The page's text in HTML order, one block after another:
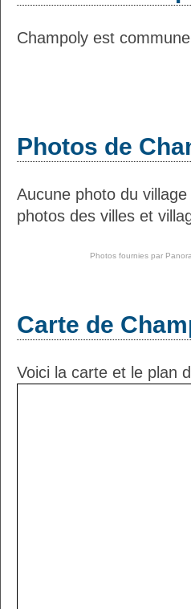
Champoly est
Photos de
Aucune photo du
photos des villes et
Photos fournies par
Carte de
Voici la carte et le plan